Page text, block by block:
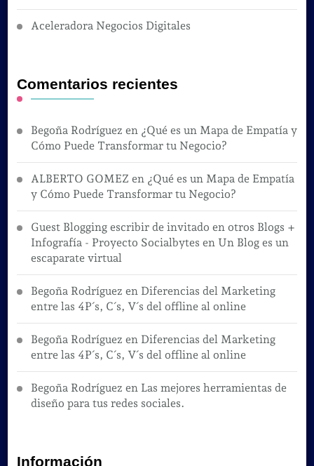
Aceleradora Negocios Digitales
Comentarios recientes
Begoña Rodríguez en ¿Qué es un Mapa de Empatía y
Cómo Puede Transformar tu Negocio?
ALBERTO GOMEZ en ¿Qué es un Mapa de Empatía
y Cómo Puede Transformar tu Negocio?
Guest Blogging escribir de invitado en otros Blogs +
Infografía - Proyecto Socialbytes en Un Blog es un
escaparate virtual
Begoña Rodríguez en Diferencias del Marketing
entre las 4P´s, C´s, V´s del offline al online
Begoña Rodríguez en Diferencias del Marketing
entre las 4P´s, C´s, V´s del offline al online
Begoña Rodríguez en Las mejores herramientas de
diseño para tus redes sociales.
Información